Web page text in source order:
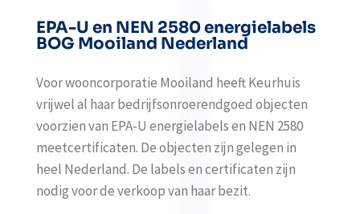
EPA-U en NEN 2580 energielabels
BOG Mooiland Nederland
Voor wooncorporatie Mooiland heeft Keurhuis
vrijwel al haar bedrijfsonroerendgoed objecten
voorzien van EPA-U energielabels en NEN 2580
meetcertificaten. De objecten zijn gelegen in
heel Nederland. De labels en certificaten zijn
nodig voor de verkoop van haar bezit.